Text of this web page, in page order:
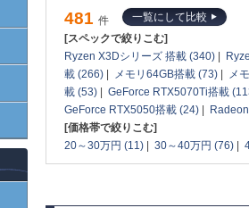
481 件
一覧にして比較
[スペックで絞りこむ]
Ryzen X3Dシリーズ 搭載 (340) |
載 (266) | メモリ64GB搭載 (73) |
メ
載 (53) | GeForce RTX5070Ti搭載
GeForce RTX5050搭載 (24) |
[価格帯で絞りこむ]
20～30万円 (11) | 30～40万円 (76) |